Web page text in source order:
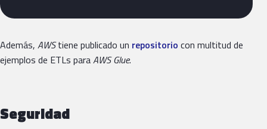
Además, AWStiene publicado un repositorio con multitud de
ejemplos de ETLs paraAWS Glue.
Seguridad